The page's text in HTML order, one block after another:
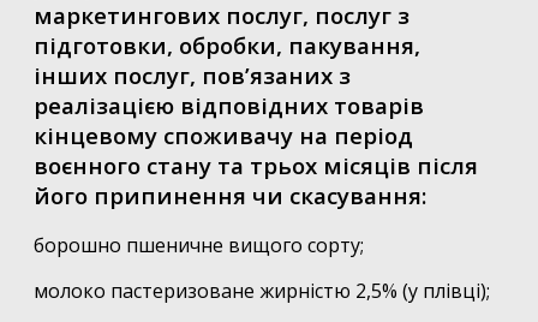
маркетингових послуг, послуг з
підготовки, обробки, пакування,
інших послуг, пов’язаних з
реалізацією відповідних товарів
кінцевому споживачу на період
воєнного стану та трьох місяців після
його припинення чи скасування:
борошно пшеничне вищого сорту;
молоко пастеризоване жирністю 2,5% (у плівці);